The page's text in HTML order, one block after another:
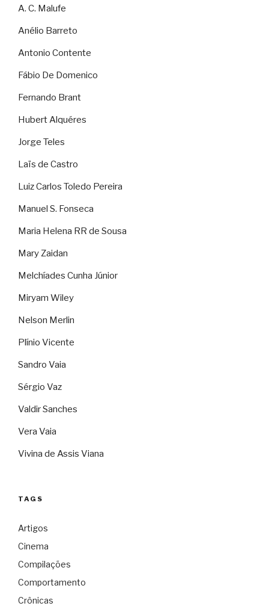
A. C. Malufe
Anélio Barreto
Antonio Contente
Fábio De Domenico
Fernando Brant
Hubert Alquéres
Jorge Teles
Laïs de Castro
Luiz Carlos Toledo Pereira
Manuel S. Fonseca
Maria Helena RR de Sousa
Mary Zaidan
Melchíades Cunha Júnior
Miryam Wiley
Nelson Merlin
Plínio Vicente
Sandro Vaia
Sérgio Vaz
Valdir Sanches
Vera Vaia
Vivina de Assis Viana
TAGS
Artigos
Cinema
Compilações
Comportamento
Crônicas